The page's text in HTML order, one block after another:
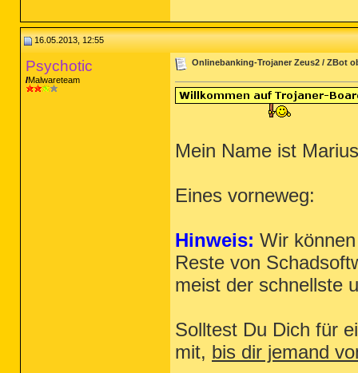
16.05.2013, 12:55
Psychotic
Malwareteam
Onlinebanking-Trojaner Zeus2 / ZBot
Mein Name ist
Eines vorneweg:
Hinweis: Wir
Reste von
meist der schnellste
Solltest Du Dich für
mit, bis dir jemand